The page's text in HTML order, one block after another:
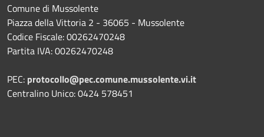
Comune di Mussolente
Piazza della Vittoria 2 - 36065 - Mussolente
Codice Fiscale: 00262470248
Partita IVA: 00262470248
PEC: protocollo@pec.comune.mussolente.vi.it
Centralino Unico: 0424 578451